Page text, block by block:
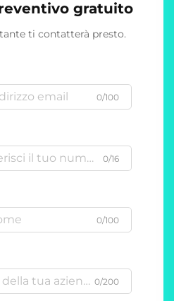
gratuito
ti contatterà presto.
0/100
0/16
0/100
0/200